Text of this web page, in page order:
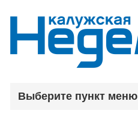
Выберите пункт меню